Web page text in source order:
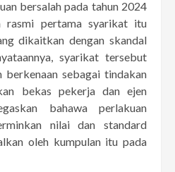
bersalah pada tahun 2024
rasmi pertama syarikat itu
dikaitkan dengan skandal
syarikat tersebut
berkenaan sebagai tindakan
bekas pekerja dan ejen
bahawa perlakuan
nilai dan standard
oleh kumpulan itu pada